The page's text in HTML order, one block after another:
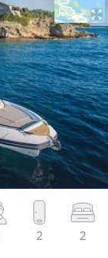
2 2